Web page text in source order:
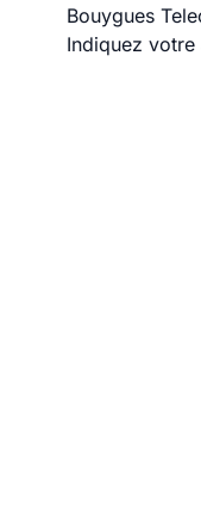
Bouygues
Indiquez